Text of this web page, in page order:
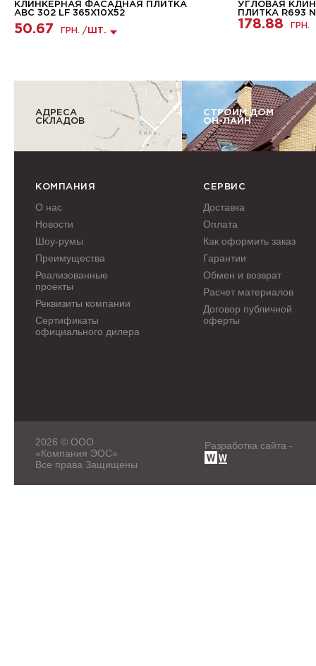
КЛИНКЕРНАЯ ФАСАДНАЯ ПЛИТКА
ABC 302 LF 365X10X52
50.67 ГРН. / ШТ.
УГЛОВАЯ
ПЛИТКА R693
178.88 ГРН.
АДРЕСА
СКЛАДОВ
СТРОИМ ДОМ
ОН-ЛАЙН
КОМПАНИЯ
О нас
Новости
Шоу-румы
Преимущества
Реализованные
проекты
Реквизиты компании
Сертификаты
официального дилера
СЕРВИС
Доставка
Оплата
Как оформить заказ
Гарантии
Обмен и возврат
Расчет материалов
Договор публичной
оферты
2026 © ООО
«Компания ЭОС»
Все права Защищены
Разработка сайта -